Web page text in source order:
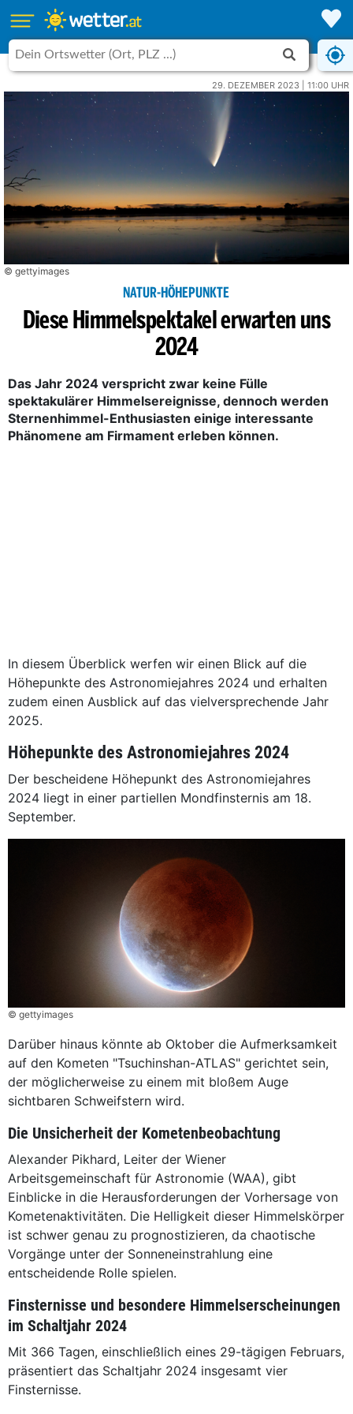
29. DEZEMBER 2023 | 11:00 UHR
© gettyimages
NATUR-HÖHEPUNKTE
Diese Himmelspektakel erwarten uns
2024
Das Jahr 2024 verspricht zwar keine Fülle
spektakulärer Himmelsereignisse, dennoch werden
Sternenhimmel-Enthusiasten einige interessante
Phänomene am Firmament erleben können.
In diesem Überblick werfen wir einen Blick auf die
Höhepunkte des Astronomiejahres 2024 und erhalten
zudem einen Ausblick auf das vielversprechende Jahr
2025.
Höhepunkte des Astronomiejahres 2024
Der bescheidene Höhepunkt des Astronomiejahres
2024 liegt in einer partiellen Mondfinsternis am 18.
September.
© gettyimages
Darüber hinaus könnte ab Oktober die Aufmerksamkeit
auf den Kometen "Tsuchinshan-ATLAS" gerichtet sein,
der möglicherweise zu einem mit bloßem Auge
sichtbaren Schweifstern wird.
Die Unsicherheit der Kometenbeobachtung
Alexander Pikhard, Leiter der Wiener
Arbeitsgemeinschaft für Astronomie (WAA), gibt
Einblicke in die Herausforderungen der Vorhersage von
Kometenaktivitäten. Die Helligkeit dieser Himmelskörper
ist schwer genau zu prognostizieren, da chaotische
Vorgänge unter der Sonneneinstrahlung eine
entscheidende Rolle spielen.
Finsternisse und besondere Himmelserscheinungen
im Schaltjahr 2024
Mit 366 Tagen, einschließlich eines 29-tägigen Februars,
präsentiert das Schaltjahr 2024 insgesamt vier
Finsternisse.